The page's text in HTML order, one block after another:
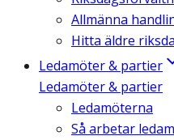
Allmänna
Hitta äldre
Ledamöter & partier
Ledamöter & partier
Ledamöterna
Så arbetar